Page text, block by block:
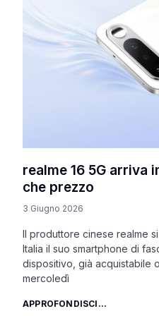
realme 16 5G arriva
che prezzo
3 Giugno 2026
Il produttore cinese realme
Italia il suo smartphone di
dispositivo, già acquistabile
mercoledì
APPROFONDISCI...